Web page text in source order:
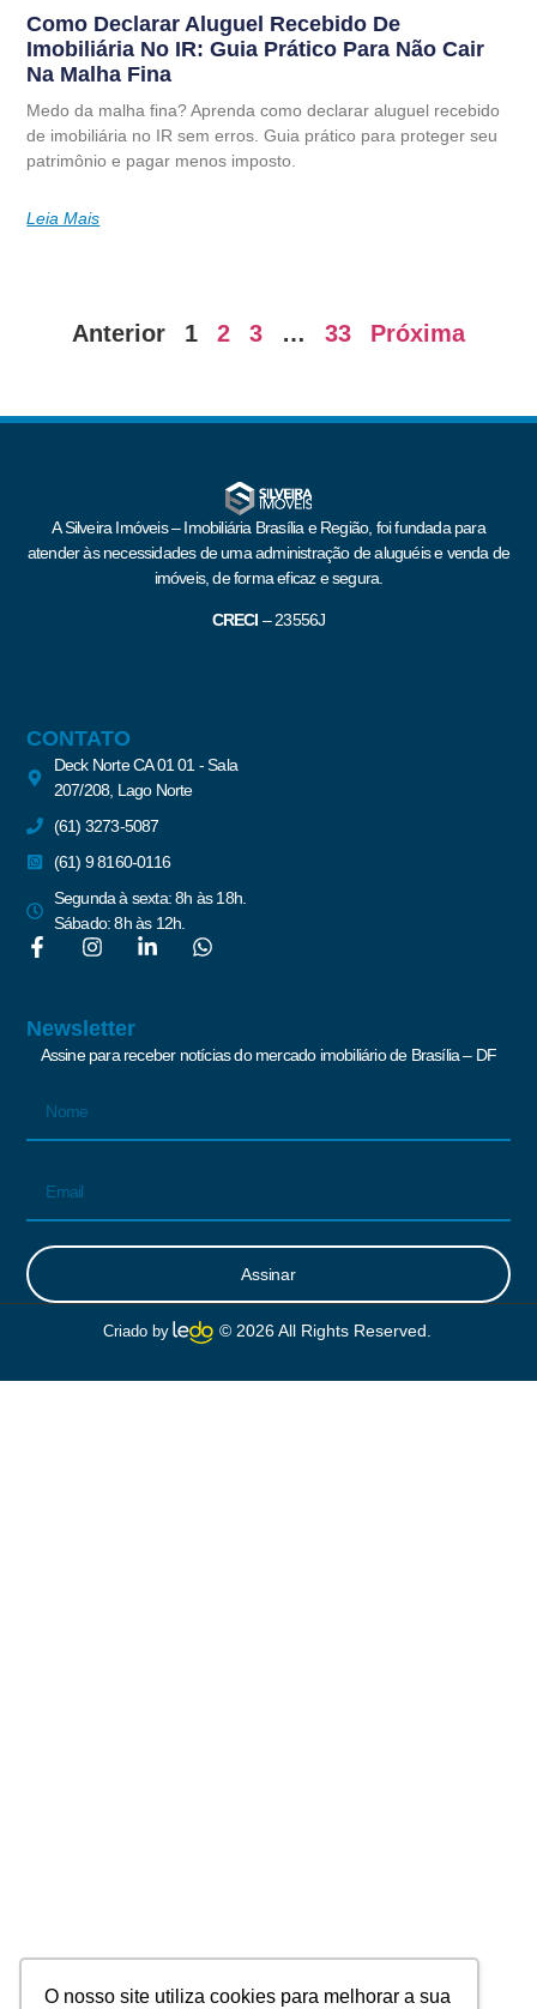
O nosso site utiliza cookies para melhorar a sua
Como Declarar Aluguel Recebido De
Imobiliária No IR: Guia Prático Para Não Cair
Na Malha Fina
Medo da malha fina? Aprenda como declarar aluguel recebido
de imobiliária no IR sem erros. Guia prático para proteger seu
patrimônio e pagar menos imposto.
Leia Mais
Anterior 1 2 3 … 33 Próxima
A Silveira Imóveis – Imobiliária Brasília e Região, foi fundada para
atender às necessidades de uma administração de aluguéis e venda de
imóveis, de forma eficaz e segura.
CRECI –23556J
CONTATO
Deck Norte CA 01 01 - Sala
207/208, Lago Norte
(61) 3273-5087
(61) 9 8160-0116
Segunda à sexta: 8h às 18h.
Sábado: 8h às 12h.
Newsletter
Assine para receber notícias do mercado imobiliário de Brasília – DF
Assinar
Criado by © 2026 All Rights Reserved.